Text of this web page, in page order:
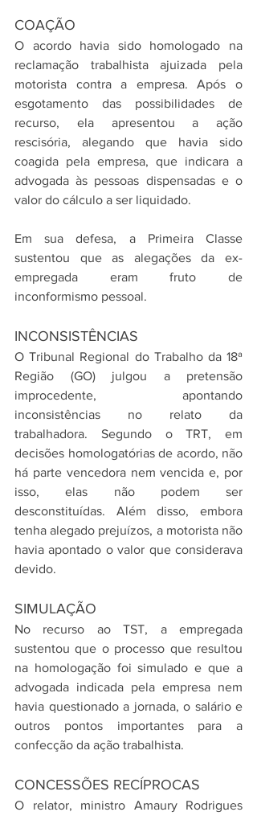
COAÇÃO
O acordo havia sido homologado na
reclamação trabalhista ajuizada pela
motorista contra a empresa. Após o
esgotamento das possibilidades de
recurso, ela apresentou a ação
rescisória, alegando que havia sido
coagida pela empresa, que indicara a
advogada às pessoas dispensadas e o
valor do cálculo a ser liquidado.
Em sua defesa, a Primeira Classe
sustentou que as alegações da ex-
empregada eram fruto de
inconformismo pessoal.
INCONSISTÊNCIAS
O Tribunal Regional do Trabalho da 18ª
Região (GO) julgou a pretensão
improcedente, apontando
inconsistências no relato da
trabalhadora. Segundo o TRT, em
decisões homologatórias de acordo, não
há parte vencedora nem vencida e, por
isso, elas não podem ser
desconstituídas. Além disso, embora
tenha alegado prejuízos, a motorista não
havia apontado o valor que considerava
devido.
SIMULAÇÃO
No recurso ao TST, a empregada
sustentou que o processo que resultou
na homologação foi simulado e que a
advogada indicada pela empresa nem
havia questionado a jornada, o salário e
outros pontos importantes para a
confecção da ação trabalhista.
CONCESSÕES RECÍPROCAS
O relator, ministro Amaury Rodrigues